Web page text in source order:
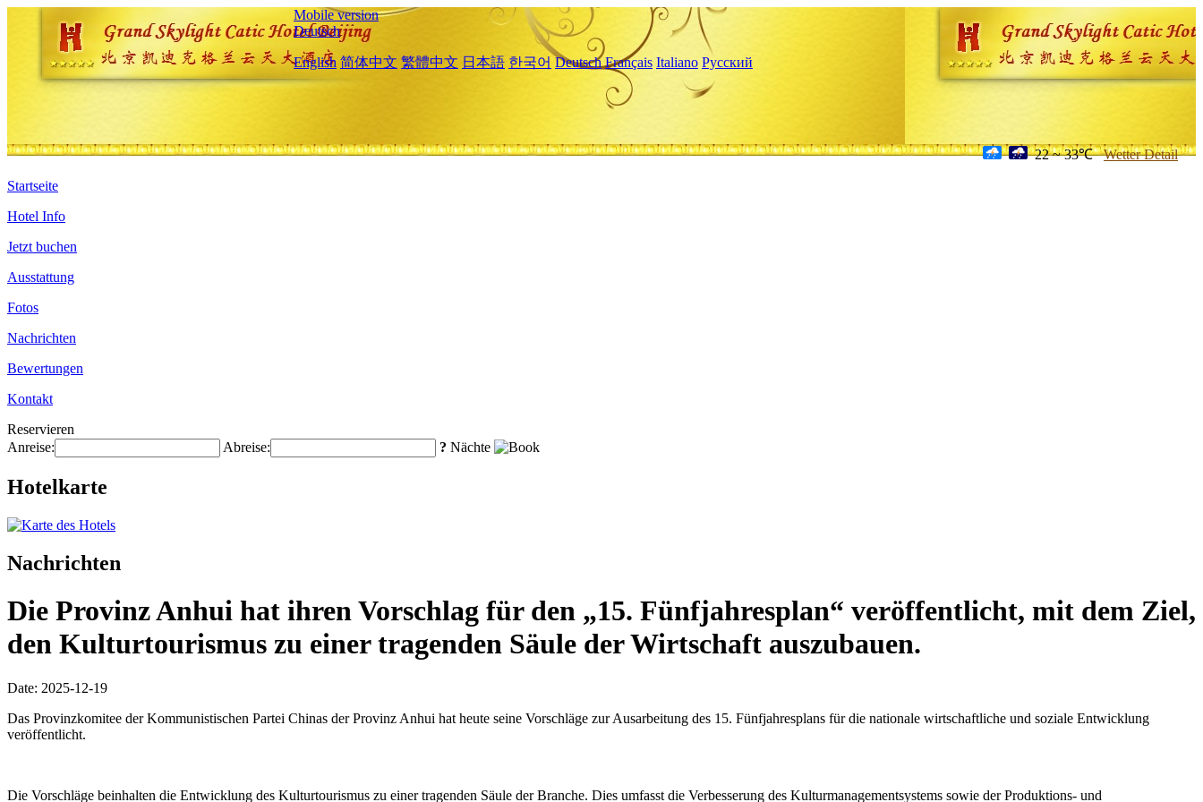
Mobile version
Deutsch
English 简体中文 繁體中文 日本語 한국어 Deutsch Français Italiano Русский
22 ~ 33℃ Wetter Detail
Startseite
Hotel Info
Jetzt buchen
Ausstattung
Fotos
Nachrichten
Bewertungen
Kontakt
Reservieren
Anreise:
Abreise: ? Nächte
Hotelkarte
Nachrichten
Die Provinz Anhui hat ihren Vorschlag für den „15. Fünfjahresplan“ veröffentlicht, mit dem Ziel,
den Kulturtourismus zu einer tragenden Säule der Wirtschaft auszubauen.
Date: 2025-12-19
Das Provinzkomitee der Kommunistischen Partei Chinas der Provinz Anhui hat heute seine Vorschläge zur Ausarbeitung des 15. Fünfjahresplans für die nationale wirtschaftliche und soziale Entwicklung
veröffentlicht.
Die Vorschläge beinhalten die Entwicklung des Kulturtourismus zu einer tragenden Säule der Branche. Dies umfasst die Verbesserung des Kulturmanagementsystems sowie der Produktions- und